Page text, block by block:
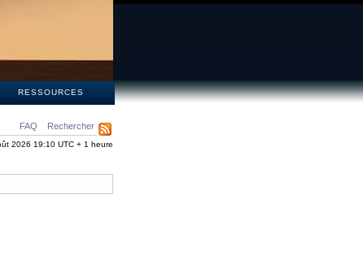
RESSOURCES
FAQ Rechercher
2026 19:10 UTC + 1 heure